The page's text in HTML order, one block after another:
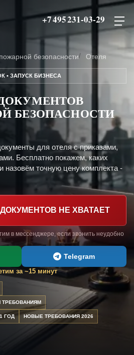
+7 495 231-03-29
безопасности Отеля
• ЗАПУСК БИЗНЕСА
БЕЗОПАСНОСТИ
для отеля с приказами,
Бесплатно покажем, каких
назовём точную цену комплекта -
НЕ ХВАТАЕТ
в мессенджере, если звонить неудобно
Telegram
за ~15 минут
ТРЕБОВАНИЯМ
ГОД НОВЫЕ ТРЕБОВАНИЯ 2026